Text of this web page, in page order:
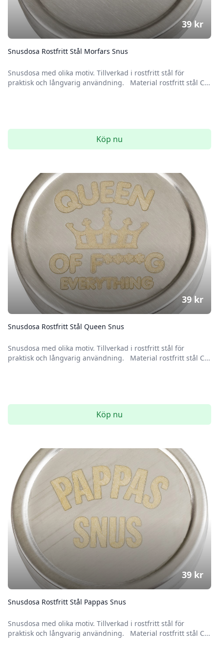
Snusdosa Rostfritt Stål Morfars Snus
Snusdosa med olika motiv. Tillverkad i rostfritt stål för
praktisk och långvarig användning. Material rostfritt stål C...
39kr
Köp nu
Snusdosa Rostfritt Stål Queen Snus
Snusdosa med olika motiv. Tillverkad i rostfritt stål för
praktisk och långvarig användning. Material rostfritt stål C...
39 kr
Köp nu
Snusdosa Rostfritt Stål Pappas Snus
Snusdosa med olika motiv. Tillverkad i rostfritt stål för
praktisk och långvarig användning. Material rostfritt stål C...
39 kr